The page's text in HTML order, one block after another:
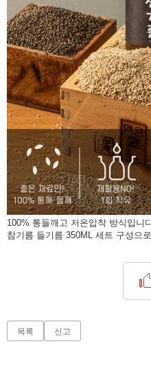
100% 통들깨고 저온압착 방식입니
참기름 들기름 350ML 세트 구성으
목록 신고